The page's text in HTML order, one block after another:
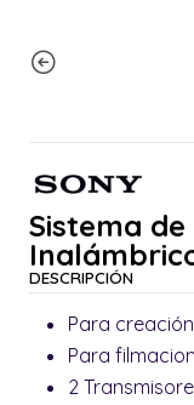
Sistema
DESCRIPCIÓN
Para
Para
2